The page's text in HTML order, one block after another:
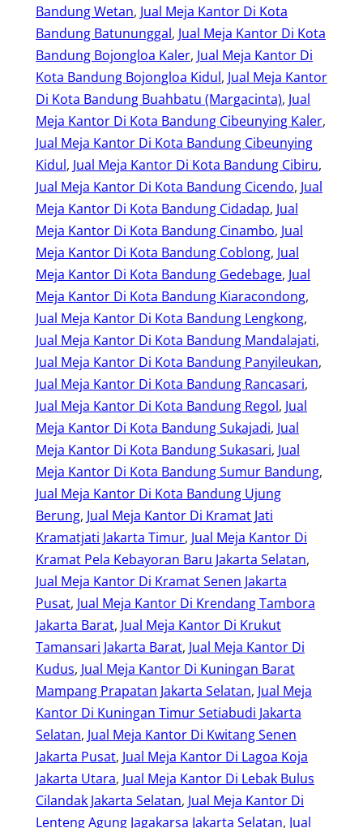
Bandung Wetan, Jual Meja Kantor Di Kota
Bandung Batununggal, Jual Meja Kantor Di Kota
Bandung Bojongloa Kaler, Jual Meja Kantor Di
Kota Bandung Bojongloa Kidul, Jual Meja Kantor
Di Kota Bandung Buahbatu (Margacinta), Jual
Meja Kantor Di Kota Bandung Cibeunying Kaler
Jual Meja Kantor Di Kota Bandung Cibeunying
Kidul, Jual Meja Kantor Di Kota Bandung Cibiru
Jual Meja Kantor Di Kota Bandung Cicendo, Jual
Meja Kantor Di Kota Bandung Cidadap, Jual
Meja Kantor Di Kota Bandung Cinambo, Jual
Meja Kantor Di Kota Bandung Coblong, Jual
Meja Kantor Di Kota Bandung Gedebage, Jual
Meja Kantor Di Kota Bandung Kiaracondong
Jual Meja Kantor Di Kota Bandung Lengkong
Jual Meja Kantor Di Kota Bandung Mandalajati
Jual Meja Kantor Di Kota Bandung Panyileukan
Jual Meja Kantor Di Kota Bandung Rancasari
Jual Meja Kantor Di Kota Bandung Regol, Jual
Meja Kantor Di Kota Bandung Sukajadi, Jual
Meja Kantor Di Kota Bandung Sukasari, Jual
Meja Kantor Di Kota Bandung Sumur Bandung
Jual Meja Kantor Di Kota Bandung Ujung
Berung, Jual Meja Kantor Di Kramat Jati
Kramatjati Jakarta Timur, Jual Meja Kantor Di
Kramat Pela Kebayoran Baru Jakarta Selatan
Jual Meja Kantor Di Kramat Senen Jakarta
Pusat, Jual Meja Kantor Di Krendang Tambora
Jakarta Barat, Jual Meja Kantor Di Krukut
Tamansari Jakarta Barat, Jual Meja Kantor Di
Kudus, Jual Meja Kantor Di Kuningan Barat
Mampang Prapatan Jakarta Selatan, Jual Meja
Kantor Di Kuningan Timur Setiabudi Jakarta
Selatan, Jual Meja Kantor Di Kwitang Senen
Jakarta Pusat, Jual Meja Kantor Di Lagoa Koja
Jakarta Utara, Jual Meja Kantor Di Lebak Bulus
Cilandak Jakarta Selatan, Jual Meja Kantor Di
Lenteng Agung Jagakarsa Jakarta Selatan, Jual